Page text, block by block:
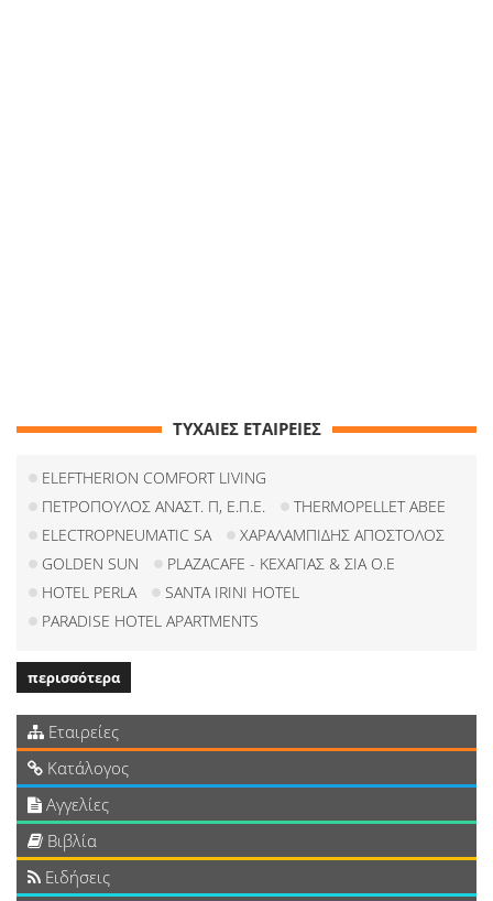
ΤΥΧΑΙΕΣ ΕΤΑΙΡΕΙΕΣ
ELEFTHERION COMFORT LIVING
ΠΕΤΡΟΠΟΥΛΟΣ ΑΝΑΣΤ. Π, Ε.Π.Ε.
THERMOPELLET ABEE
ELECTROPNEUMATIC SA
ΧΑΡΑΛΑΜΠΙΔΗΣ ΑΠΟΣΤΟΛΟΣ
GOLDEN SUN
PLAZACAFE - KΕΧΑΓΙΑΣ & ΣΙΑ O.E
HOTEL PERLA
SANTA IRINI HOTEL
PARADISE HOTEL APARTMENTS
περισσότερα
Εταιρείες
Κατάλογος
Αγγελίες
Βιβλία
Ειδήσεις